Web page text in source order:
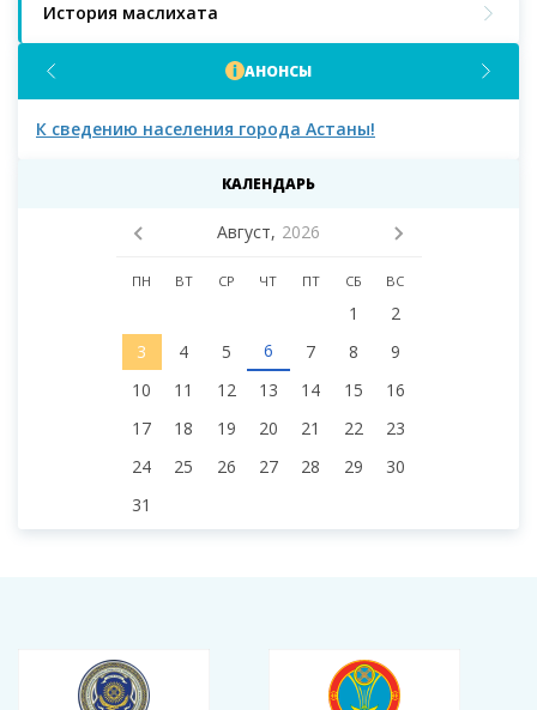
История маслихата
АНОНСЫ
К сведению населения города Астаны!
КАЛЕНДАРЬ
Август, 2026
ПН ВТ СР ЧТ ПТ СБ ВС
1
2
3
4 5 6 7 8
9
10
11 12 13 14 15
16
17
18 19 20 21 22
23
24
25 26 27 28 29
30
31